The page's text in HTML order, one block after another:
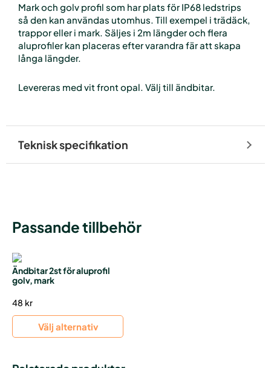
Mark och golv profil som har plats för IP68 ledstrips
så den kan användas utomhus. Till exempel i trädäck,
trappor eller i mark. Säljes i 2m längder och flera
aluprofiler kan placeras efter varandra fär att skapa
långa längder.
Levereras med vit front opal. Välj till ändbitar.
Teknisk specifikation
Passande tillbehör
Ändbitar 2st för aluprofil
golv, mark
48 kr
Välj alternativ